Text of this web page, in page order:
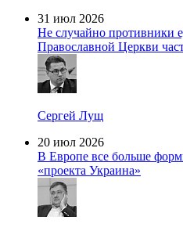
31 июл 2026
Не случайно противники
Православной Церкви
Сергей Лущ
20 июл 2026
В Европе все больше
«проекта Украина»